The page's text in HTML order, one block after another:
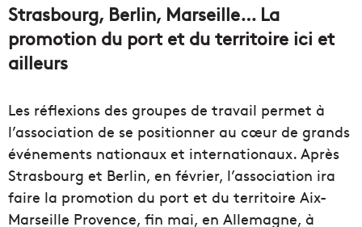
Strasbourg, Berlin, Marseille… La
promotion du port et du territoire ici et
ailleurs
Les réflexions des groupes de travail permet à
l’association de se positionner au cœur de grands
événements nationaux et internationaux. Après
Strasbourg et Berlin, en février, l’association ira
faire la promotion du port et du territoire Aix-
Marseille Provence, fin mai, en Allemagne, à